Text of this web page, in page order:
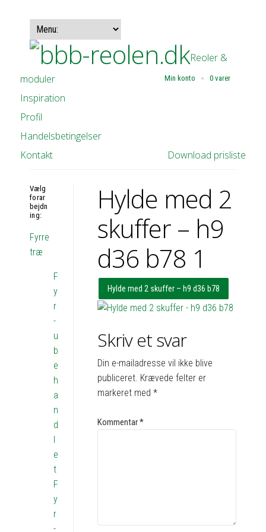
Min konto 0 varer
Reoler &
moduler
Inspiration
Profil
Handelsbetingelser
Download prisliste
Kontakt
Hylde med 2
skuffer – h9
d36 b78 1
Hylde med 2 skuffer – h9 d36 b78
Skriv et svar
Din e-mailadresse vil ikke blive
publiceret. Krævede felter er
markeret med*
Kommentar*
Vælg
forar
bejdn
ing:
Fyrre
træ
F
y
r
-
u
b
e
h
a
n
d
l
e
t
F
y
r
-